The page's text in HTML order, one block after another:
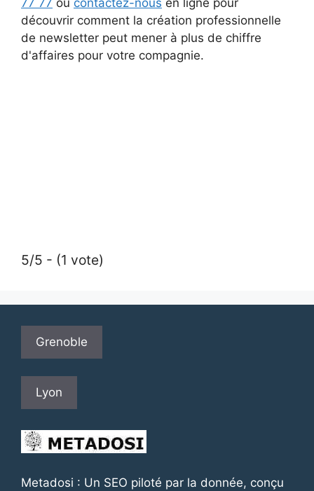
découvrir comment la création professionnelle
de newsletter peut mener à plus de chiffre
d'affaires pour votre compagnie.
5/5 - (1 vote)
Grenoble
Lyon
Metadosi : Un SEO piloté par la donnée, conçu